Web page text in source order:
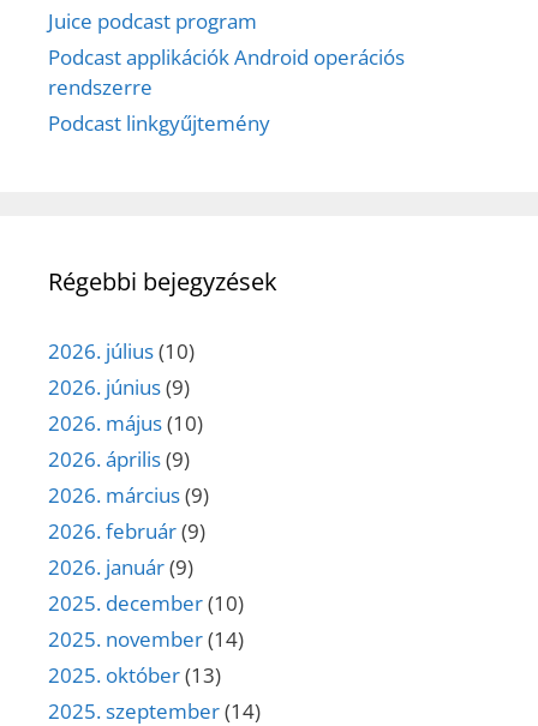
Juice podcast program
Podcast applikációk Android operációs
rendszerre
Podcast linkgyűjtemény
Régebbi bejegyzések
2026. július(10)
2026. június(9)
2026. május(10)
2026. április(9)
2026. március(9)
2026. február(9)
2026. január(9)
2025. december(10)
2025. november(14)
2025. október(13)
2025. szeptember(14)